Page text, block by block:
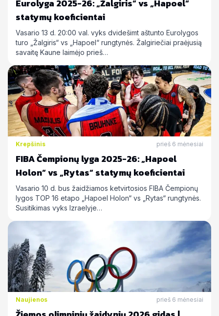
Eurolyga 2025-26: „Žalgiris“ vs „Hapoel“
statymų koeficientai
Vasario 13 d. 20:00 val. vyks dvidešimt aštunto Eurolygos
turo „Žalgiris“ vs „Hapoel“ rungtynės. Žalgiriečiai praėjusią
savaitę Kaune laimėjo prieš…
Krepšinis prieš 6 mėnesiai
FIBA Čempionų lyga 2025-26: „Hapoel
Holon“ vs „Rytas“ statymų koeficientai
Vasario 10 d. bus žaidžiamos ketvirtosios FIBA Čempionų
lygos TOP 16 etapo „Hapoel Holon“ vs „Rytas“ rungtynės.
Susitikimas vyks Izraelyje…
Naujienos prieš 6 mėnesiai